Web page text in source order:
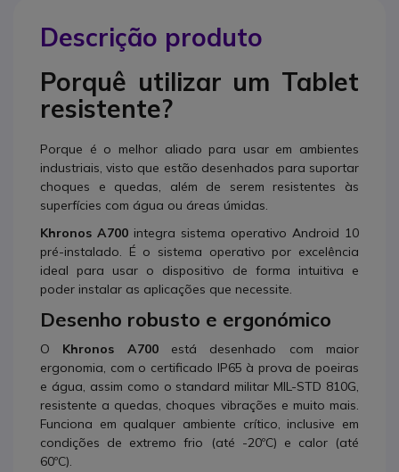
Descrição produto
Porquê utilizar um Tablet
resistente?
Porque é o melhor aliado para usar em ambientes
industriais, visto que estão desenhados para suportar
choques e quedas, além de serem resistentes às
superfícies com água ou áreas úmidas.
Khronos A700 integra sistema operativo Android 10
pré-instalado. É o sistema operativo por excelência
ideal para usar o dispositivo de forma intuitiva e
poder instalar as aplicações que necessite.
Desenho robusto e ergonómico
O Khronos A700 está desenhado com maior
ergonomia, com o certificado IP65 à prova de poeiras
e água, assim como o standard militar MIL-STD 810G,
resistente a quedas, choques vibrações e muito mais.
Funciona em qualquer ambiente crítico, inclusive em
condições de extremo frio (até -20ºC) e calor (até
60ºC).